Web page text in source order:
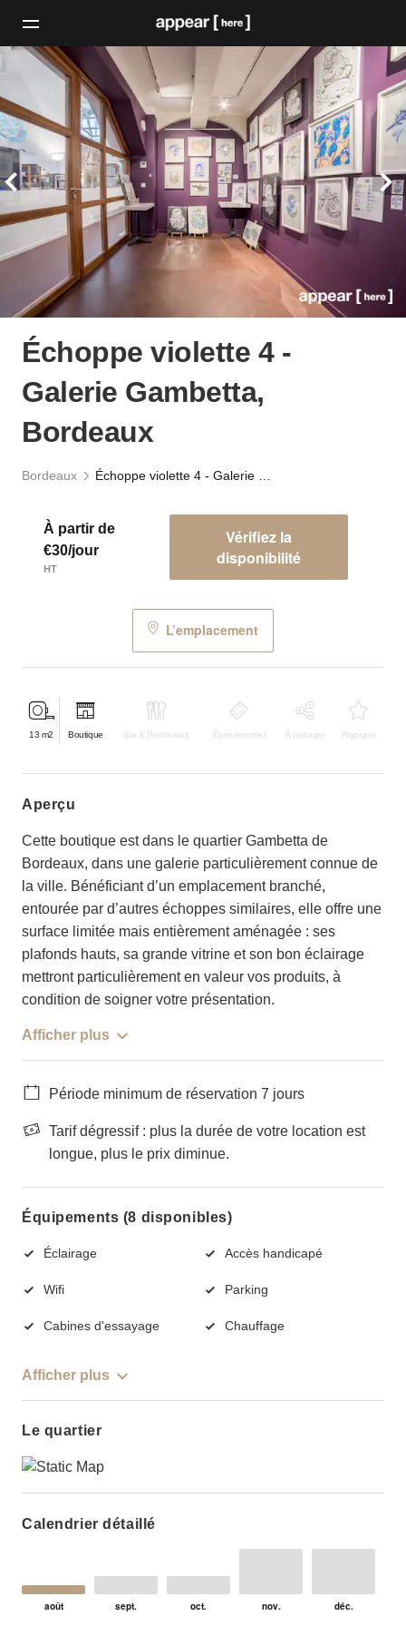
Échoppe violette 4 -
Galerie Gambetta,
Bordeaux
Bordeaux
À partir de
€30/jour
HT
Vérifiez la
disponibilité
L’emplacement
13 m2 Boutique Bar & Restaurant Événementiel À partager Atypique
aperçu
Cette boutique est dans le quartier Gambetta de
Bordeaux, dans une galerie particulièrement connue de
la ville. Bénéficiant d’un emplacement branché,
entourée par d’autres échoppes similaires, elle offre une
surface limitée mais entièrement aménagée : ses
plafonds hauts, sa grande vitrine et son bon éclairage
mettront particulièrement en valeur vos produits, à
condition de soigner votre présentation.
Afficher plus
Période minimum de réservation 7 jours
Tarif dégressif : plus la durée de votre location est
longue, plus le prix diminue.
Équipements (8 disponibles)
Éclairage Accès handicapé
Wifi Parking
Cabines d'essayage Chauffage
Afficher plus
Le quartier
Calendrier détaillé